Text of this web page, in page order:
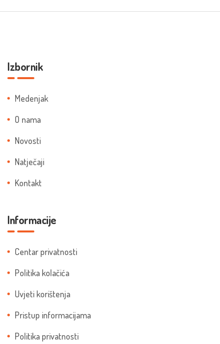
Izbornik
Medenjak
O nama
Novosti
Natječaji
Kontakt
Informacije
Centar privatnosti
Politika kolačića
Uvjeti korištenja
Pristup informacijama
Politika privatnosti